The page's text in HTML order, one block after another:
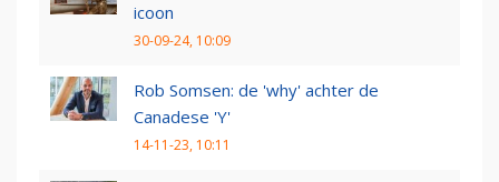
icoon
30-09-24, 10:09
Rob Somsen: de 'why' achter de
Canadese 'Y'
14-11-23, 10:11